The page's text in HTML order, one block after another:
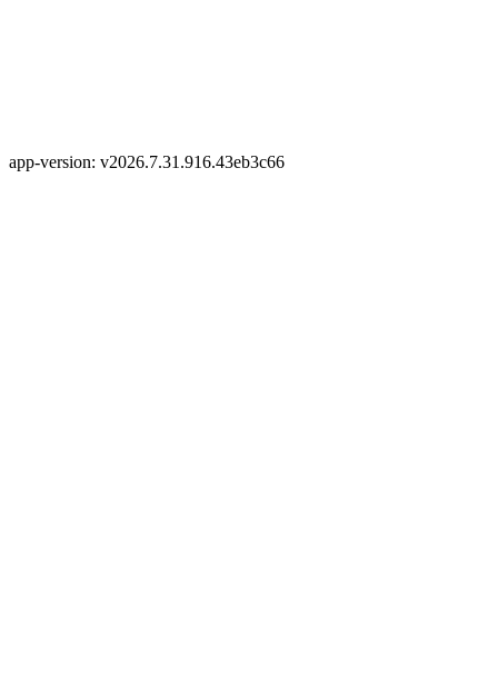
app-version: v2026.7.31.916.43eb3c66